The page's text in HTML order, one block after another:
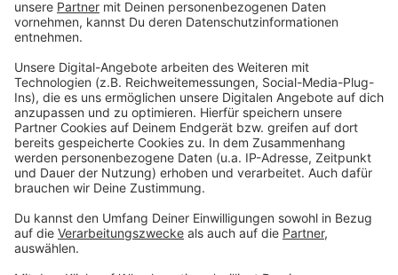
beeindruckenden Stimme der norwegischen Sängerin
Sofiloud. Er erklärt, dass der Song von intensiver, aber
auch toxischer Liebe handelt, die sowohl Höhen als
auch Tiefen hat. Diese Art von Beziehung hat er selbst
erlebt und ist froh, dass er sie hinter sich lassen
konnte. Die Idee zu dem Song kam vonSofiloud, die er
Ende letzten Jahres in Oslo kennengelernt hat. Sie
schickte ihm eine Demo, die ihn sofort begeisterte,
und so entstand die Zusammenarbeit.
Anzeige